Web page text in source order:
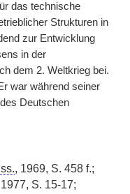
das technische
Strukturen in
zur Entwicklung
in der
dem 2. Weltkrieg bei.
war während seiner
Deutschen
, 1969, S. 458 f.;
S. 15-17;